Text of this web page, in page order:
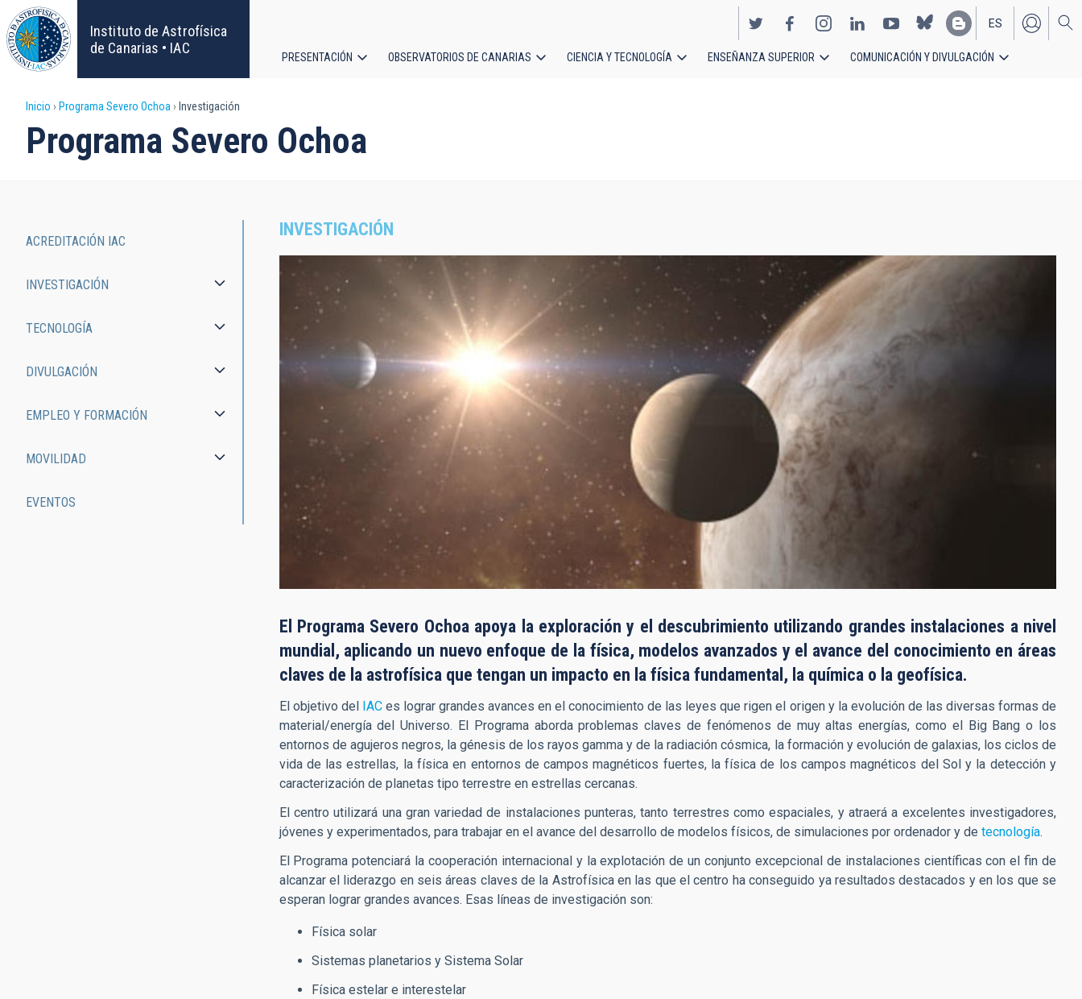
Pasar
al
contenido
principal
Instituto de Astrofísica
de Canarias • IAC
EN
ES
principal
PRESENTACIÓN OBSERVATORIOS DE CANARIAS CIENCIA Y TECNOLOGÍA ENSEÑANZA SUPERIOR COMUNICACIÓN Y DIVULGACIÓN
Sobrescribir
enlaces
ayuda
la
navegación
Inicio Programa Severo Ochoa Investigación
Programa Severo Ochoa
INVESTIGACIÓN
El Programa Severo Ochoa apoya la exploración y el descubrimiento utilizando grandes instalaciones a nivel
mundial, aplicando un nuevo enfoque de la física, modelos avanzados y el avance del conocimiento en áreas
claves de la astrofísica que tengan un impacto en la física fundamental, la química o la geofísica.
El objetivo del IACes lograr grandes avances en el conocimiento de las leyes que rigen el origen y la evolución de las diversas formas de
material/energía del Universo. El Programa aborda problemas claves de fenómenos de muy altas energías, como el Big Bang o los
entornos de agujeros negros, la génesis de los rayos gamma y de la radiación cósmica, la formación y evolución de galaxias, los ciclos de
vida de las estrellas, la física en entornos de campos magnéticos fuertes, la física de los campos magnéticos del Sol y la detección y
caracterización de planetas tipo terrestre en estrellas cercanas.
El centro utilizará una gran variedad de instalaciones punteras, tanto terrestres como espaciales, y atraerá a excelentes investigadores,
jóvenes y experimentados, para trabajar en el avance del desarrollo de modelos físicos, de simulaciones por ordenador y de tecnología.
El Programa potenciará la cooperación internacional y la explotación de un conjunto excepcional de instalaciones científicas con el fin de
alcanzar el liderazgo en seis áreas claves de la Astrofísica en las que el centro ha conseguido ya resultados destacados y en los que se
esperan lograr grandes avances. Esas líneas de investigación son:
Física solar
Sistemas planetarios y Sistema Solar
Física estelar e interestelar
Ochoa
Programme
ACREDITACIÓN IAC
INVESTIGACIÓN
TECNOLOGÍA
DIVULGACIÓN
EMPLEO Y FORMACIÓN
MOVILIDAD
EVENTOS